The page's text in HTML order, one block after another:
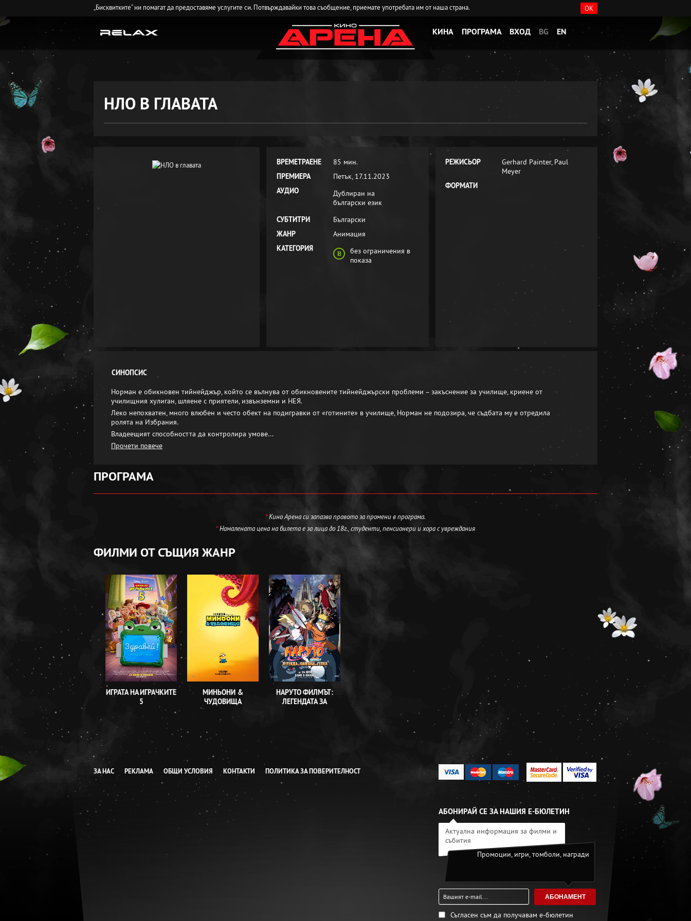
„Бисквитките“ ни помагат да предоставяме услугите си. Потвърждавайки това съобщение, приемате употребата им от наша страна. OK
КИНА ПРОГРАМА ВХОД BG EN
НЛО В ГЛАВАТА
ВРЕМЕТРАЕНЕ
85 мин.
ПРЕМИЕРА
Петък, 17.11.2023
АУДИО
Дублиран на
български език
СУБТИТРИ
Български
ЖАНР
Анимация
КАТЕГОРИЯ
без ограничения в
показа
РЕЖИСЬОР
Gerhard Painter, Paul
Meyer
ФОРМАТИ
СИНОПСИС
Норман е обикновен тийнейджър, който се вълнува от обикновените тийнейджърски проблеми – закъснение за училище, криене от
училищния хулиган, шляене с приятели, извънземни и НЕЯ.
Леко непохватен, много влюбен и често обект на подигравки от «готините» в училище, Норман не подозира, че съдбата му е отредила
ролята на Избрания.
Владеещият способността да контролира умове...
Прочети повече
ПРОГРАМА
*Кино Арена си запазва правото за промени в програма.
*Намалената цена на билета е за лица до 18г., студенти, пенсионери и хора с увреждания
ФИЛМИ ОТ СЪЩИЯ ЖАНР
ИГРАТА НА ИГРАЧКИТЕ
5
МИНЬОНИ &
ЧУДОВИЩА
НАРУТО ФИЛМЪТ:
ЛЕГЕНДАТА ЗА
ЗА НАС РЕКЛАМА ОБЩИ УСЛОВИЯ КОНТАКТИ ПОЛИТИКА ЗА ПОВЕРИТЕЛНОСТ
АБОНИРАЙ СЕ ЗА НАШИЯ Е-БЮЛЕТИН
Актуална информация за филми и
събития
Промоции, игри, томболи, награди
АБОНАМЕНТ
Съгласен съм да получавам е-бюлетин